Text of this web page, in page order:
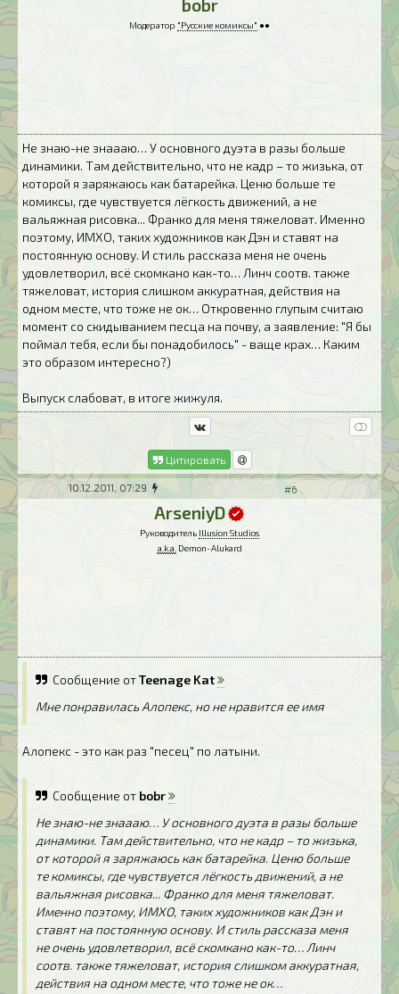
bobr
Модератор "Русские комиксы" ●●
Не знаю-не знаааю… У основного дуэта в разы больше
динамики. Там действительно, что не кадр – то жизька, от
которой я заряжаюсь как батарейка. Ценю больше те
комиксы, где чувствуется лёгкость движений, а не
вальяжная рисовка... Франко для меня тяжеловат. Именно
поэтому, ИМХО, таких художников как Дэн и ставят на
постоянную основу. И стиль рассказа меня не очень
удовлетворил, всё скомкано как-то… Линч соотв. также
тяжеловат, история слишком аккуратная, действия на
одном месте, что тоже не ок… Откровенно глупым считаю
момент со скидыванием песца на почву, а заявление: "Я бы
поймал тебя, если бы понадобилось" - ваще крах… Каким
это образом интересно?)
Выпуск слабоват, в итоге жижуля.
Цитировать
10.12.2011, 07:29 #6
ArseniyD
Руководитель Illusion Studios
a.k.a. Demon-Alukard
Сообщение отTeenage Kat
Мне понравилась Алопекс, но не нравится ее имя
Алопекс - это как раз "песец" по латыни.
Сообщение от bobr
Не знаю-не знаааю… У основного дуэта в разы больше
динамики. Там действительно, что не кадр – то жизька,
от которой я заряжаюсь как батарейка. Ценю больше
те комиксы, где чувствуется лёгкость движений, а не
вальяжная рисовка... Франко для меня тяжеловат.
Именно поэтому, ИМХО, таких художников как Дэн и
ставят на постоянную основу. И стиль рассказа меня
не очень удовлетворил, всё скомкано как-то… Линч
соотв. также тяжеловат, история слишком аккуратная,
действия на одном месте, что тоже не ок…